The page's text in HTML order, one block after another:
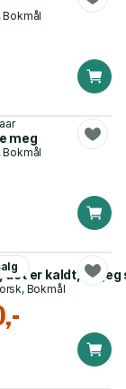
Bokmål
meg
Bokmål
det er kaldt, og jeg
Bokmål